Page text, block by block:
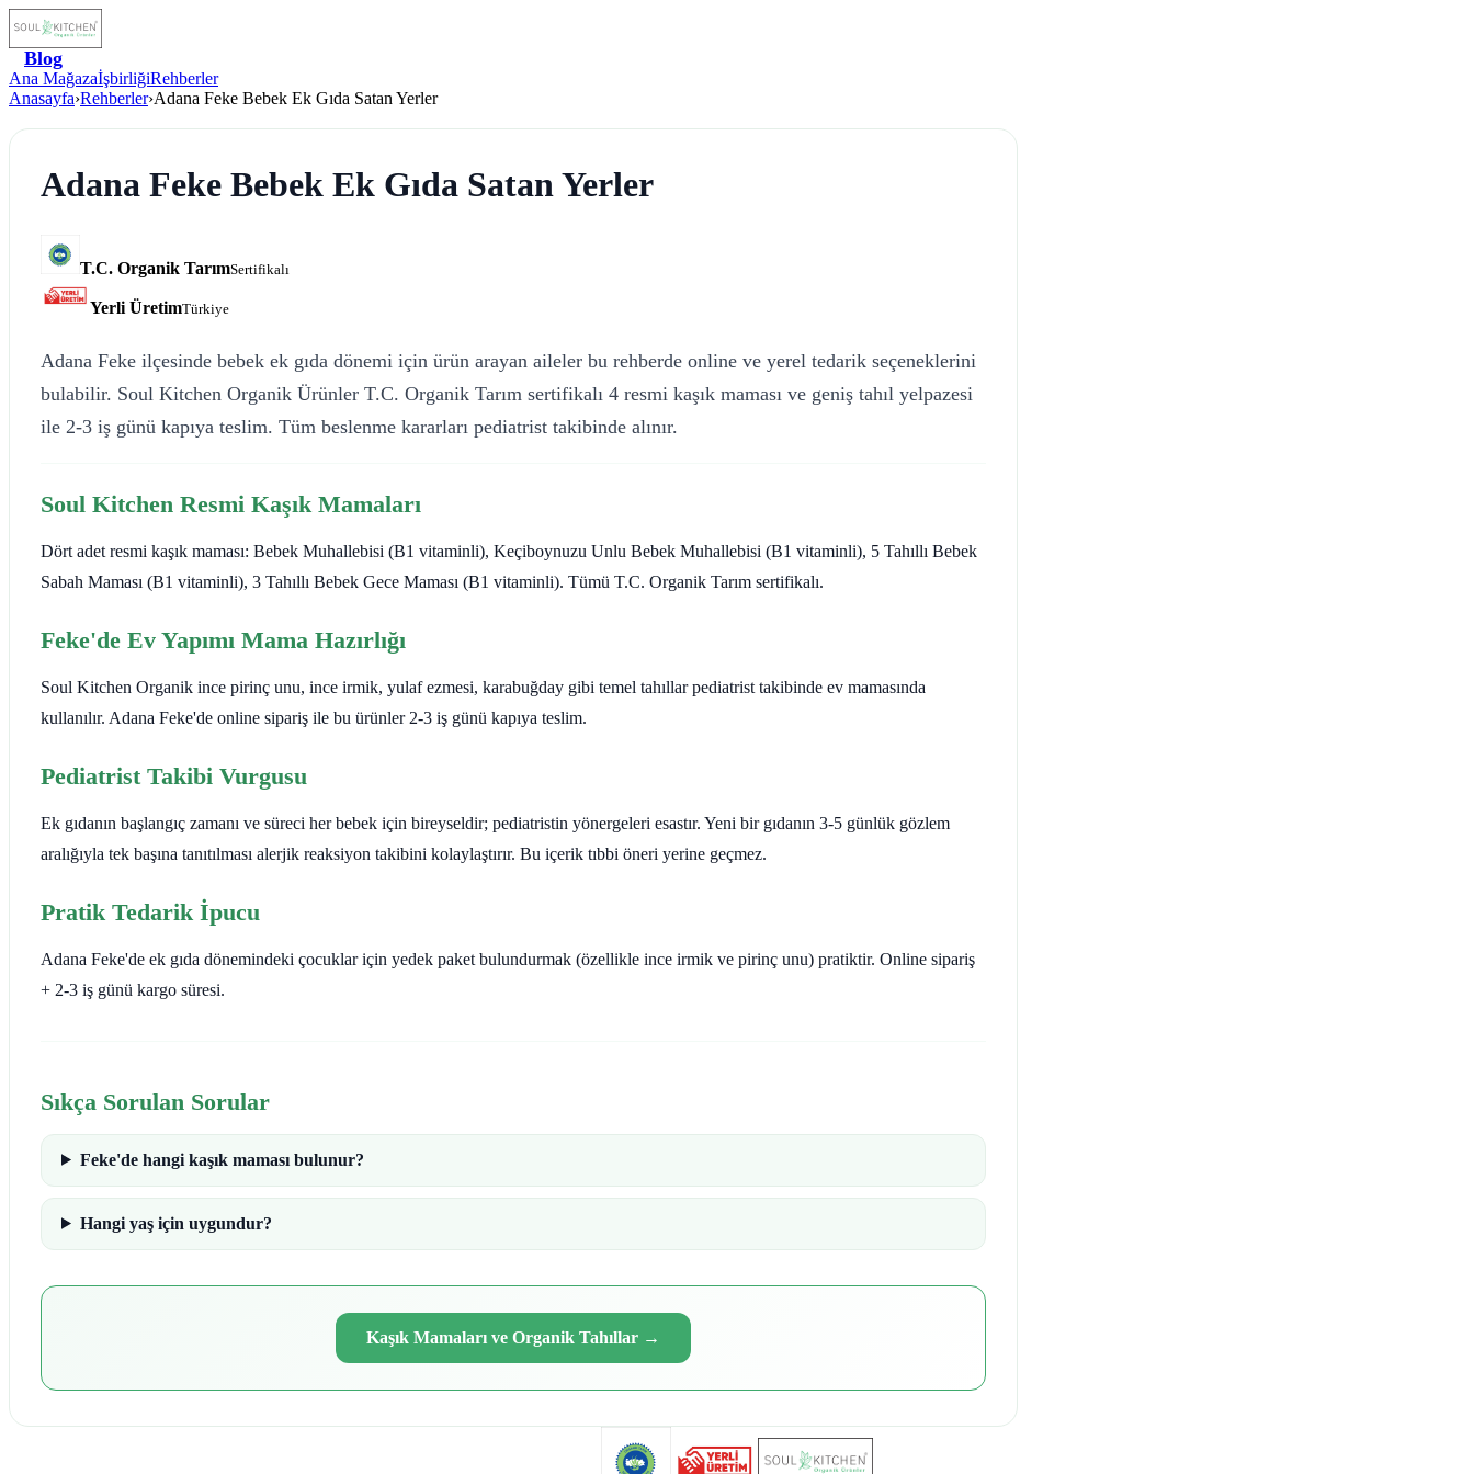
Blog
Ana MağazaİşbirliğiRehberler
Anasayfa›Rehberler›Adana Feke Bebek Ek Gıda Satan Yerler
Adana Feke Bebek Ek Gıda Satan Yerler
T.C. Organik TarımSertifikalı
Yerli ÜretimTürkiye
Adana Feke ilçesinde bebek ek gıda dönemi için ürün arayan aileler bu rehberde online ve yerel tedarik seçeneklerini
bulabilir. Soul Kitchen Organik Ürünler T.C. Organik Tarım sertifikalı 4 resmi kaşık maması ve geniş tahıl yelpazesi
ile 2-3 iş günü kapıya teslim. Tüm beslenme kararları pediatrist takibinde alınır.
Soul Kitchen Resmi Kaşık Mamaları
Dört adet resmi kaşık maması: Bebek Muhallebisi (B1 vitaminli), Keçiboynuzu Unlu Bebek Muhallebisi (B1 vitaminli), 5 Tahıllı Bebek
Sabah Maması (B1 vitaminli), 3 Tahıllı Bebek Gece Maması (B1 vitaminli). Tümü T.C. Organik Tarım sertifikalı.
Feke'de Ev Yapımı Mama Hazırlığı
Soul Kitchen Organik ince pirinç unu, ince irmik, yulaf ezmesi, karabuğday gibi temel tahıllar pediatrist takibinde ev mamasında
kullanılır. Adana Feke'de online sipariş ile bu ürünler 2-3 iş günü kapıya teslim.
Pediatrist Takibi Vurgusu
Ek gıdanın başlangıç zamanı ve süreci her bebek için bireyseldir; pediatristin yönergeleri esastır. Yeni bir gıdanın 3-5 günlük gözlem
aralığıyla tek başına tanıtılması alerjik reaksiyon takibini kolaylaştırır. Bu içerik tıbbi öneri yerine geçmez.
Pratik Tedarik İpucu
Adana Feke'de ek gıda dönemindeki çocuklar için yedek paket bulundurmak (özellikle ince irmik ve pirinç unu) pratiktir. Online sipariş
+ 2-3 iş günü kargo süresi.
Sıkça Sorulan Sorular
Feke'de hangi kaşık maması bulunur?
Hangi yaş için uygundur?
Kaşık Mamaları ve Organik Tahıllar →